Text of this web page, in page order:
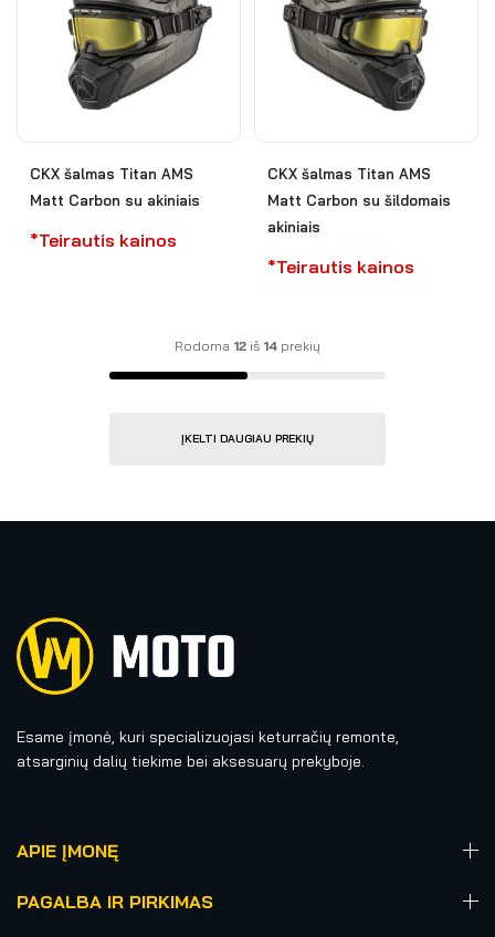
CKX šalmas Titan AMS
Matt Carbon su akiniais
*Teirautis kainos
CKX šalmas Titan AMS
Matt Carbon su šildomais
akiniais
*Teirautis kainos
Rodoma 12 iš 14 prekių
ĮKELTI DAUGIAU PREKIŲ
Esame įmonė, kuri specializuojasi keturračių remonte,
atsarginių dalių tiekime bei aksesuarų prekyboje.
APIE ĮMONĘ
PAGALBA IR PIRKIMAS